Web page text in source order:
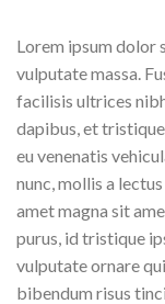
Lorem ipsum dolor
vulputate massa.
facilisis ultrices
dapibus, et tristique
eu venenatis
nunc, mollis a
amet magna sit
purus, id tristique
vulputate ornare
bibendum risus